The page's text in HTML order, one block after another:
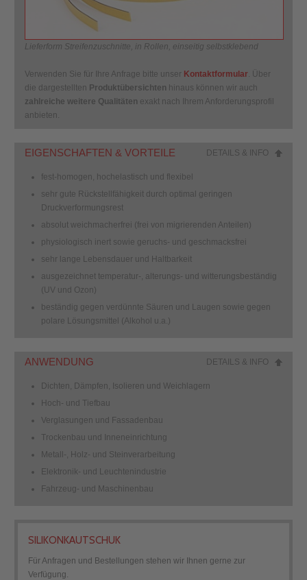
Lieferform Streifenzuschnitte, in Rollen, einseitig selbstklebend
Verwenden Sie für Ihre Anfrage bitte unser Kontaktformular. Über
die dargestellten Produktübersichten hinaus können wir auch
zahlreiche weitere Qualitäten exakt nach Ihrem Anforderungsprofil
anbieten.
EIGENSCHAFTEN & VORTEILE DETAILS & INFO
fest-homogen, hochelastisch und flexibel
sehr gute Rückstellfähigkeit durch optimal geringen
Druckverformungsrest
absolut weichmacherfrei (frei von migrierenden Anteilen)
physiologisch inert sowie geruchs- und geschmacksfrei
sehr lange Lebensdauer und Haltbarkeit
ausgezeichnet temperatur-, alterungs- und witterungsbeständig
(UV und Ozon)
beständig gegen verdünnte Säuren und Laugen sowie gegen
polare Lösungsmittel (Alkohol u.a.)
ANWENDUNG DETAILS & INFO
Dichten, Dämpfen, Isolieren und Weichlagern
Hoch- und Tiefbau
Verglasungen und Fassadenbau
Trockenbau und Inneneinrichtung
Metall-, Holz- und Steinverarbeitung
Elektronik- und Leuchtenindustrie
Fahrzeug- und Maschinenbau
SILIKONKAUTSCHUK
Für Anfragen und Bestellungen stehen wir Ihnen gerne zur
Verfügung.